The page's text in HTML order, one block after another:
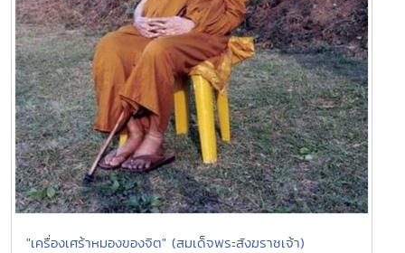
"เครื่องเศร้าหมองของจิต" (สมเด็จพระสังฆราชเจ้า)